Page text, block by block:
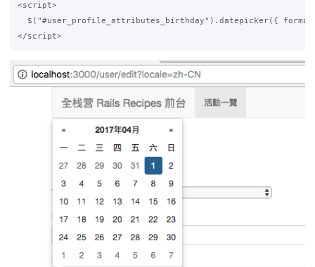
<script>
$("#user_profile_attributes_birthday").datepicker({